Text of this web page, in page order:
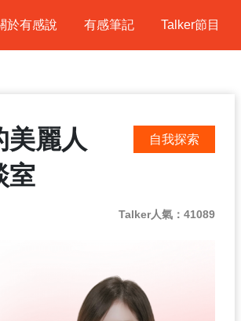
於有感說 有感筆記 Talker節目
美麗人
室
自我探索
Talker人氣：41089